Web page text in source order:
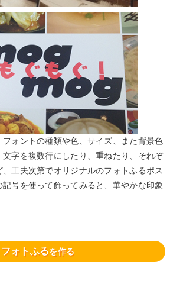
ォントの種類や色、サイズ、また背景色
字を複数行にしたり、重ねたり、それぞ
工夫次第でオリジナルのフォトふるポス
号を使って飾ってみると、華やかな印象
フォトふるを作る